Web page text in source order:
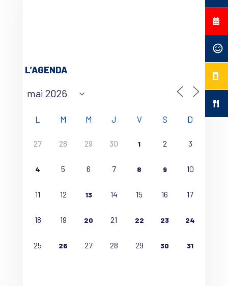
L’AGENDA
L M M J V S D
27 28 29 30 1 2 3
4 5 6 7 8 9 10
11 12 13 14 15 16 17
18 19 20 21 22 23 24
25 26 27 28 29 30 31